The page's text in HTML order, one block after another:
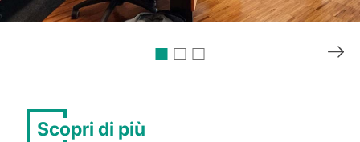
Scopri di più